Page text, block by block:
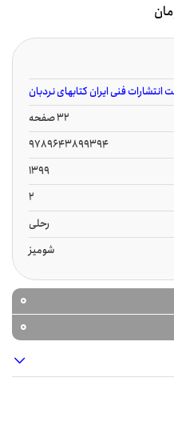
انتشارات فنی ایران کتابهای نردبان
32 صفحه
9789643899394
1399
2
رحلی
شومیز
0
0